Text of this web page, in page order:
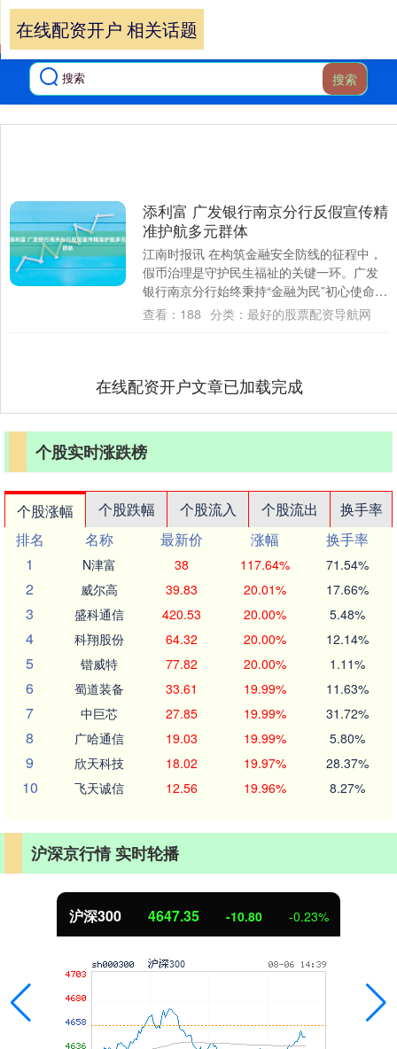
搜索
在线配资开户 相关话题
添利富 广发银行南京分行反假宣传精
准护航多元群体
江南时报讯 在构筑金融安全防线的征程中，
假币治理是守护民生福祉的关键一环。广发
银行南京分行始终秉持“金融为民”初心使命，
通过场景化宣传、精准化普及、创意化传播
查看： 188 分类： 最好的股票配资导航网
在线配资开户文章已加载完成
个股实时涨跌榜
个股涨幅 个股跌幅 个股流入 个股流出
换手率
排名
名称 最新价 涨幅
换手率
1
N津富 38 117.64% 71.54%
2 威尔高 39.83 20.01% 17.66%
3 盛科通信 420.53 20.00% 5.48%
4 科翔股份 64.32 20.00% 12.14%
5 锴威特 77.82 20.00% 1.11%
6 蜀道装备 33.61 19.99% 11.63%
7 中巨芯 27.85 19.99% 31.72%
8 广哈通信 19.03 19.99% 5.80%
9 欣天科技 18.02 19.97% 28.37%
10 飞天诚信 12.56 19.96% 8.27%
沪深京行情 实时轮播
沪深300 4647.35 -10.80 -0.23%